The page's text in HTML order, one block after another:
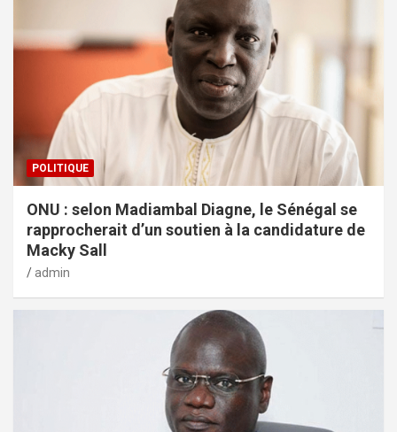
POLITIQUE
ONU : selon Madiambal Diagne, le Sénégal se
rapprocherait d’un soutien à la candidature de
Macky Sall
admin